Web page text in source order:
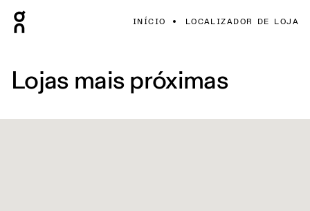
INÍCIO LOCALIZADOR DE LOJA
Lojas mais próximas